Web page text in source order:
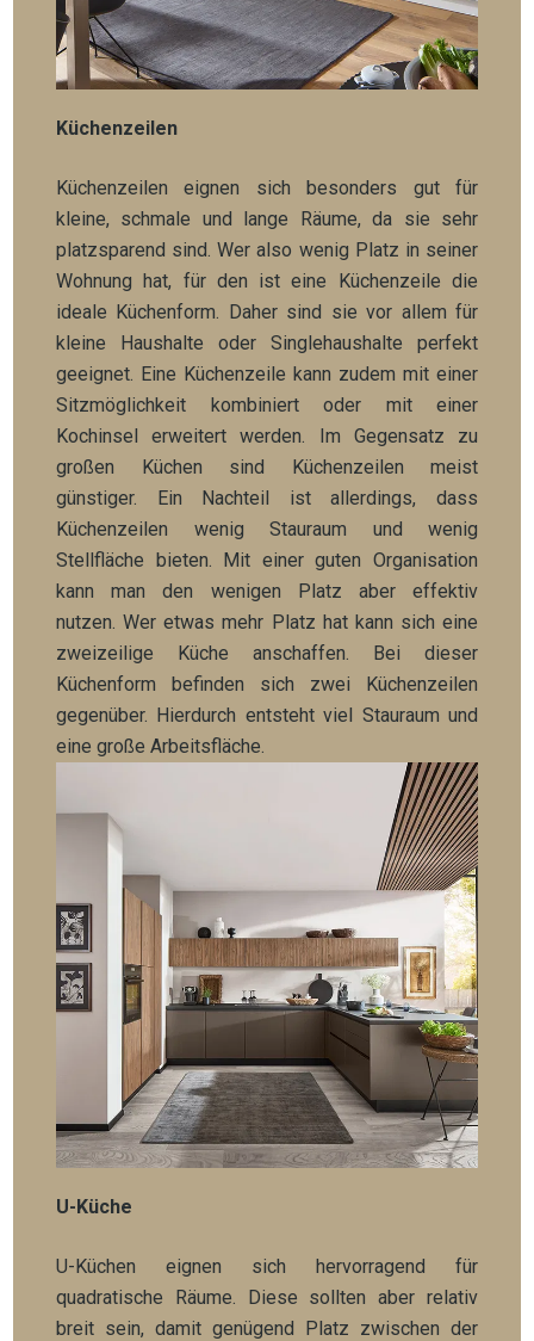
Küchenzeilen
Küchenzeilen eignen sich besonders gut für
kleine, schmale und lange Räume, da sie sehr
platzsparend sind. Wer also wenig Platz in seiner
Wohnung hat, für den ist eine Küchenzeile die
ideale Küchenform. Daher sind sie vor allem für
kleine Haushalte oder Singlehaushalte perfekt
geeignet. Eine Küchenzeile kann zudem mit einer
Sitzmöglichkeit kombiniert oder mit einer
Kochinsel erweitert werden. Im Gegensatz zu
großen Küchen sind Küchenzeilen meist
günstiger. Ein Nachteil ist allerdings, dass
Küchenzeilen wenig Stauraum und wenig
Stellfläche bieten. Mit einer guten Organisation
kann man den wenigen Platz aber effektiv
nutzen.Wer etwas mehr Platz hat kann sich eine
zweizeilige Küche anschaffen. Bei dieser
Küchenform befinden sich zwei Küchenzeilen
gegenüber. Hierdurch entsteht viel Stauraum und
eine große Arbeitsfläche.
U-Küche
U-Küchen eignen sich hervorragend für
quadratische Räume. Diese sollten aber relativ
breit sein, damit genügend Platz zwischen der